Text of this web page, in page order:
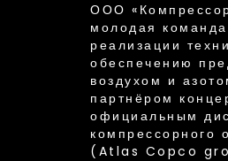
ООО
молодая
реализации
обеспечению
воздухом и
партнёром
официальным
компрессорного
(Atlas Copco